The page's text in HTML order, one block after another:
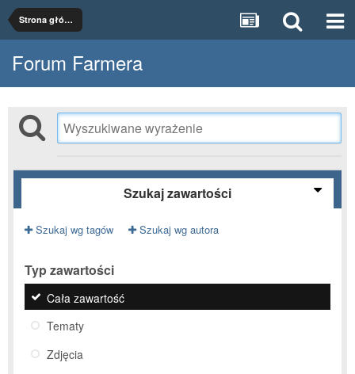
Strona główna
Forum Farmera
Szukaj zawartości
Szukaj wg tagów Szukaj wg autora
Typ zawartości
Cała zawartość
Tematy
Zdjęcia